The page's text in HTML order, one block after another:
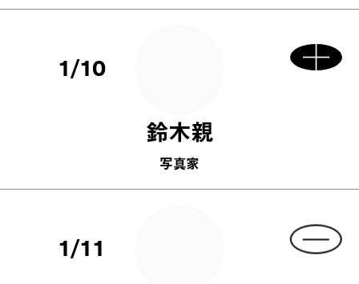
1/10
鈴木親
写真家
1/11